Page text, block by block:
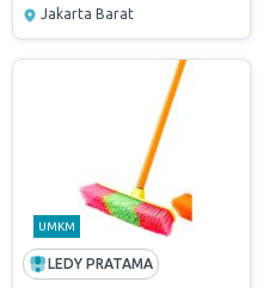
Jakarta Barat
UMKM
LEDY PRATAMA